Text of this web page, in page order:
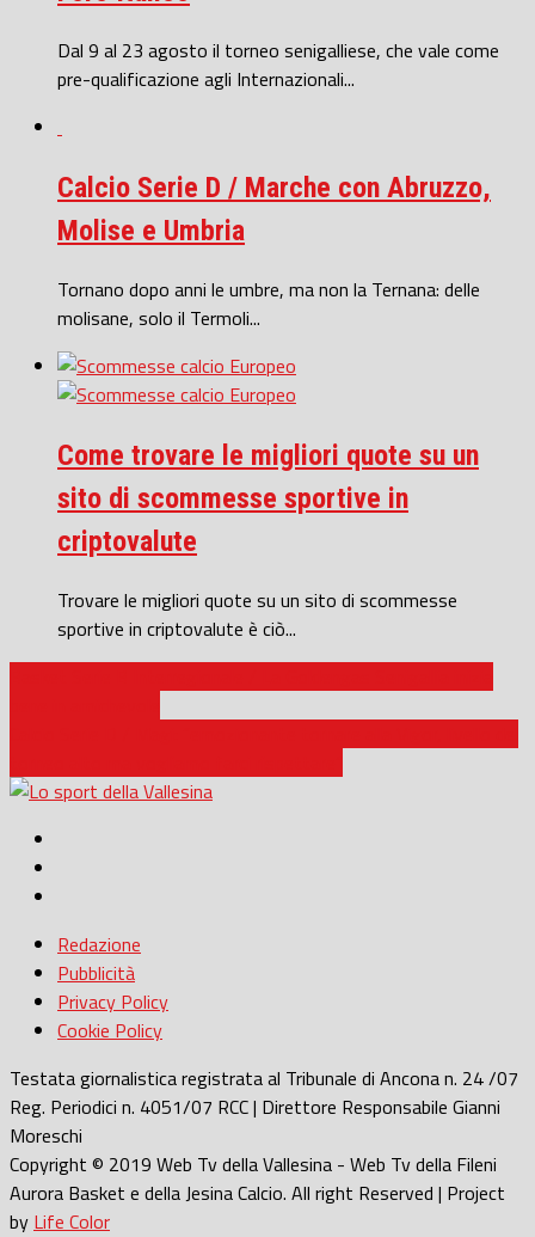
Dal 9 al 23 agosto il torneo senigalliese, che vale come
pre-qualificazione agli Internazionali...
Calcio Serie D / Marche con Abruzzo,
Molise e Umbria
Tornano dopo anni le umbre, ma non la Ternana: delle
molisane, solo il Termoli...
Come trovare le migliori quote su un
sito di scommesse sportive in
criptovalute
Trovare le migliori quote su un sito di scommesse
sportive in criptovalute è ciò...
Redazione
Pubblicità
Privacy Policy
Cookie Policy
Testata giornalistica registrata al Tribunale di Ancona n. 24 /07
Reg. Periodici n. 4051/07 RCC | Direttore Responsabile Gianni
Moreschi
Copyright © 2019 Web Tv della Vallesina - Web Tv della Fileni
Aurora Basket e della Jesina Calcio. All right Reserved | Project
by Life Color